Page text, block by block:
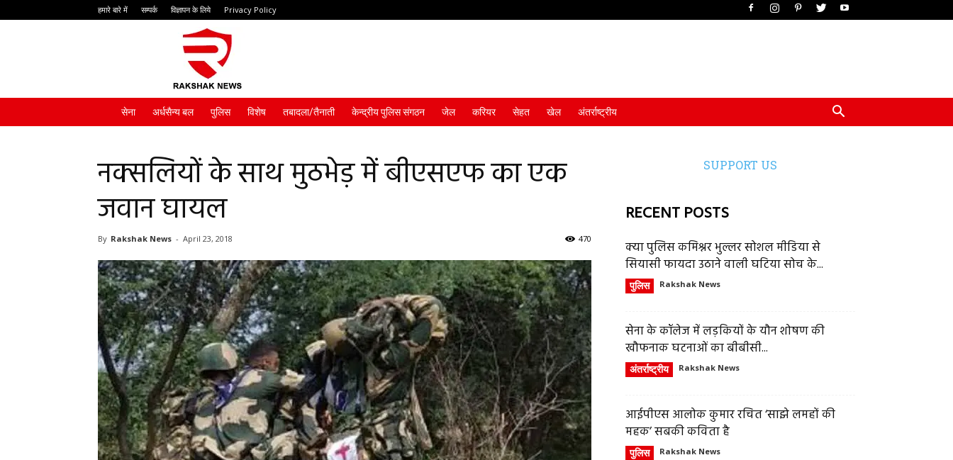
हमारे बारे में सम्पर्क विज्ञापन के लिये Privacy Policy
सेना अर्धसैन्य बल पुलिस विशेष तबादला/तैनाती केन्द्रीय पुलिस संगठन जेल करियर सेहत खेल अंतर्राष्ट्रीय
नक्सलियों के साथ मुठभेड़ में बीएसएफ का एक
जवान घायल
By Rakshak News - April 23, 2018 470
SUPPORT US
RECENT POSTS
क्या पुलिस कमिश्नर भुल्लर सोशल मीडिया से
सियासी फायदा उठाने वाली घटिया सोच के...
पुलिस Rakshak News
सेना के कॉलेज में लड़कियों के यौन शोषण की
खौफनाक घटनाओं का बीबीसी...
अंतर्राष्ट्रीय Rakshak News
आईपीएस आलोक कुमार रचित ‘साझे लमहों की
महक’ सबकी कविता है
पुलिस Rakshak News